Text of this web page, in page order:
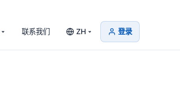
联系我们 ZH 登录